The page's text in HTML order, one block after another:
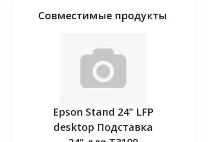
Совместимые продукты
Epson Stand 24" LFP
desktop Подставка